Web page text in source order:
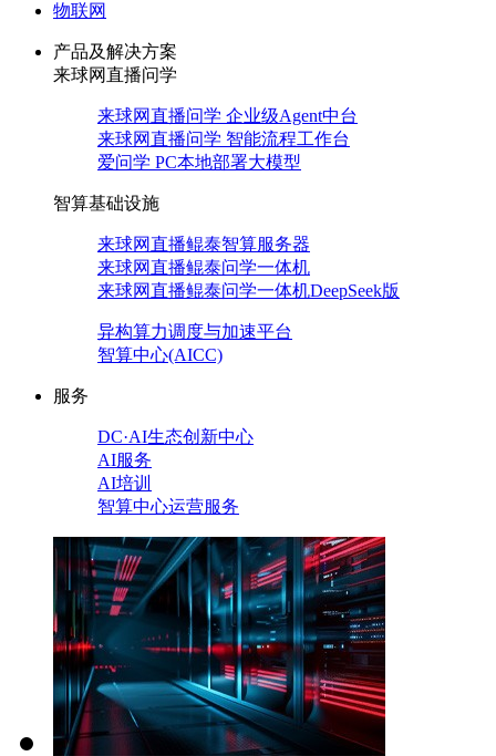
物联网
产品及解决方案
来球网直播问学
来球网直播问学 企业级Agent中台
来球网直播问学 智能流程工作台
爱问学 PC本地部署大模型
智算基础设施
来球网直播鲲泰智算服务器
来球网直播鲲泰问学一体机
来球网直播鲲泰问学一体机DeepSeek版
异构算力调度与加速平台
智算中心(AICC)
服务
DC·AI生态创新中心
AI服务
AI培训
智算中心运营服务